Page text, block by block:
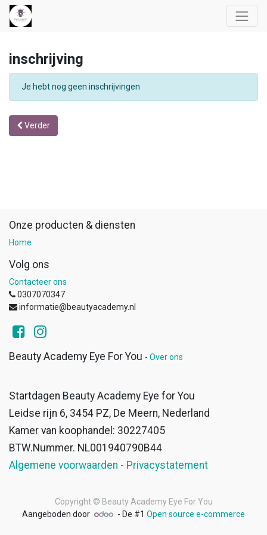
inschrijving
Je hebt nog geen inschrijvingen
Verder
Onze producten & diensten
Home
Volg ons
Contacteer ons
0307070347
informatie@beautyacademy.nl
Beauty Academy Eye For You - Over ons
Startdagen Beauty Academy Eye for You
Leidse rijn 6, 3454 PZ, De Meern, Nederland
Kamer van koophandel: 30227405
BTW.Nummer. NL001940790B44
Algemene voorwaarden - Privacystatement
Copyright © Beauty Academy Eye For You
Aangeboden door
- De #1Open source e-commerce